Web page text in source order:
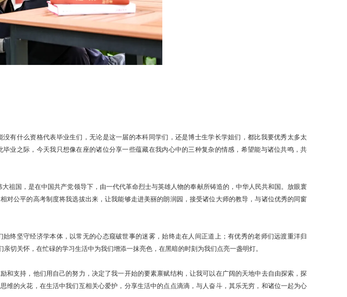
有什么资格代表毕业生们，无论是这一届的本科同学们，还是博士生学长学姐们，都比我要优秀太多太
业之际，今天我只想像在座的诸位分享一些蕴藏在我内心中的三种复杂的情感，希望能与诸位共鸣，共
祖国，是在中国共产党领导下，由一代代革命烈士与英雄人物的奉献所铸造的，中华人民共和国。放眼寰
公平的高考制度将我选拔出来，让我能够走进美丽的朗润园，接受诸位大师的教导，与诸位优秀的同窗
终坚守经济学本体，以常无的心态窥破世事的迷雾，始终走在人间正道上；有优秀的老师们远渡重洋归
切关怀，在忙碌的学习生活中为我们增添一抹亮色，在黑暗的时刻为我们点亮一盏明灯。
支持，他们用自己的努力，决定了我一开始的要素禀赋结构，让我可以在广阔的天地中去自由探索，探
的火花，在生活中我们互相关心爱护，分享生活中的点点滴滴，与人奋斗，其乐无穷，和诸位一起为心